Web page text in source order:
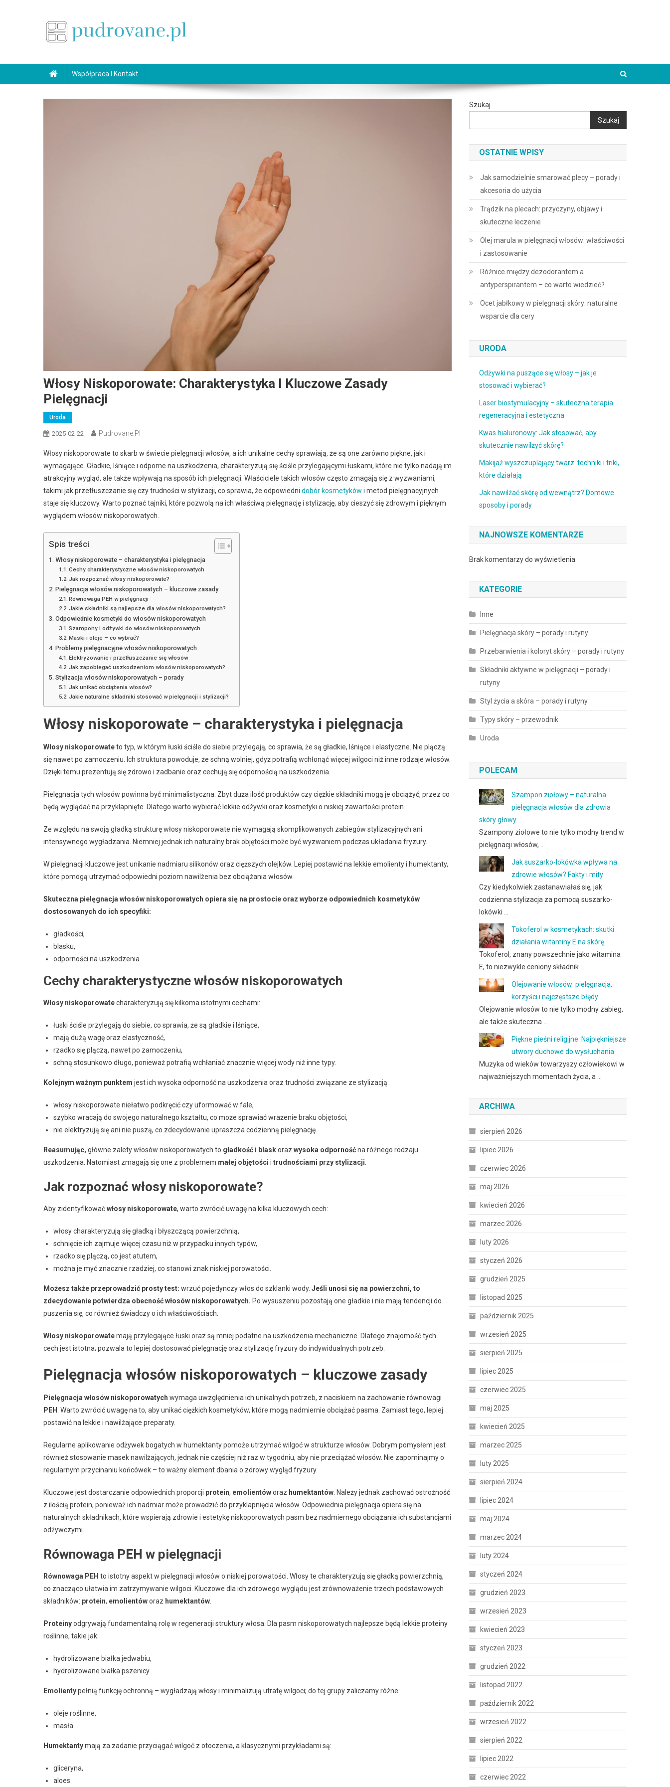
Współpraca I Kontakt
Włosy Niskoporowate: Charakterystyka I Kluczowe Zasady
Pielęgnacji
Uroda
2025-02-22 Pudrovane.pl
Włosy niskoporowate to skarb w świecie pielęgnacji włosów, a ich unikalne cechy sprawiają, że są one zarówno piękne, jak i
wymagające. Gładkie, lśniące i odporne na uszkodzenia, charakteryzują się ściśle przylegającymi łuskami, które nie tylko nadają im
atrakcyjny wygląd, ale także wpływają na sposób ich pielęgnacji. Właściciele takich włosów często zmagają się z wyzwaniami,
takimi jak przetłuszczanie się czy trudności w stylizacji, co sprawia, że odpowiedni dobór kosmetyków i metod pielęgnacyjnych
staje się kluczowy. Warto poznać tajniki, które pozwolą na ich właściwą pielęgnację i stylizację, aby cieszyć się zdrowym i pięknym
wyglądem włosów niskoporowatych.
Spis treści
Włosy niskoporowate – charakterystyka i pielęgnacja
Cechy charakterystyczne włosów niskoporowatych
Jak rozpoznać włosy niskoporowate?
Pielęgnacja włosów niskoporowatych – kluczowe zasady
Równowaga PEH w pielęgnacji
Jakie składniki są najlepsze dla włosów niskoporowatych?
Odpowiednie kosmetyki do włosów niskoporowatych
Szampony i odżywki do włosów niskoporowatych
Maski i oleje – co wybrać?
Problemy pielęgnacyjne włosów niskoporowatych
Elektryzowanie i przetłuszczanie się włosów
Jak zapobiegać uszkodzeniom włosów niskoporowatych?
Stylizacja włosów niskoporowatych – porady
Jak unikać obciążenia włosów?
Jakie naturalne składniki stosować w pielęgnacji i stylizacji?
Włosy niskoporowate – charakterystyka i pielęgnacja
Włosy niskoporowateto typ, w którym łuski ściśle do siebie przylegają, co sprawia, że są gładkie, lśniące i elastyczne. Nie plączą
się nawet po zamoczeniu. Ich struktura powoduje, że schną wolniej, gdyż potrafią wchłonąć więcej wilgoci niż inne rodzaje włosów.
Dzięki temu prezentują się zdrowo i zadbanie oraz cechują się odpornością na uszkodzenia.
Pielęgnacja tych włosów powinna być minimalistyczna. Zbyt duża ilość produktów czy ciężkie składniki mogą je obciążyć, przez co
będą wyglądać na przyklapnięte. Dlatego warto wybierać lekkie odżywki oraz kosmetyki o niskiej zawartości protein.
Ze względu na swoją gładką strukturę włosy niskoporowate nie wymagają skomplikowanych zabiegów stylizacyjnych ani
intensywnego wygładzania. Niemniej jednak ich naturalny brak objętości może być wyzwaniem podczas układania fryzury.
W pielęgnacji kluczowe jest unikanie nadmiaru silikonów oraz cięższych olejków. Lepiej postawić na lekkie emolienty i humektanty,
które pomogą utrzymać odpowiedni poziom nawilżenia bez obciążania włosów.
Skuteczna pielęgnacja włosów niskoporowatych opiera się na prostocie oraz wyborze odpowiednich kosmetyków
dostosowanych do ich specyfiki:
gładkości,
blasku,
odporności na uszkodzenia.
Cechy charakterystyczne włosów niskoporowatych
Włosy niskoporowatecharakteryzują się kilkoma istotnymi cechami:
łuski ściśle przylegają do siebie, co sprawia, że są gładkie i lśniące,
mają dużą wagę oraz elastyczność,
rzadko się plączą, nawet po zamoczeniu,
schną stosunkowo długo, ponieważ potrafią wchłaniać znacznie więcej wody niż inne typy.
Kolejnym ważnym punktem jest ich wysoka odporność na uszkodzenia oraz trudności związane ze stylizacją:
włosy niskoporowate niełatwo podkręcić czy uformować w fale,
szybko wracają do swojego naturalnego kształtu, co może sprawiać wrażenie braku objętości,
nie elektryzują się ani nie puszą, co zdecydowanie upraszcza codzienną pielęgnację.
Reasumując, główne zalety włosów niskoporowatych to gładkość i blaskoraz wysoka odpornośćna różnego rodzaju
uszkodzenia. Natomiast zmagają się one z problemem małej objętości i trudnościami przy stylizacji
Jak rozpoznać włosy niskoporowate?
Aby zidentyfikowaćwłosy niskoporowate, warto zwrócić uwagę na kilka kluczowych cech:
włosy charakteryzują się gładką i błyszczącą powierzchnią,
schnięcie ich zajmuje więcej czasu niż w przypadku innych typów,
rzadko się plączą, co jest atutem,
można je myć znacznie rzadziej, co stanowi znak niskiej porowatości.
Możesz także przeprowadzić prosty test: wrzuć pojedynczy włos do szklanki wody. Jeśli unosi się na powierzchni, to
zdecydowanie potwierdza obecność włosów niskoporowatych. Po wysuszeniu pozostają one gładkie i nie mają tendencji do
puszenia się, co również świadczy o ich właściwościach.
Włosy niskoporowatemają przylegające łuski oraz są mniej podatne na uszkodzenia mechaniczne. Dlatego znajomość tych
cech jest istotna; pozwala to lepiej dostosować pielęgnację oraz stylizację fryzury do indywidualnych potrzeb.
Pielęgnacja włosów niskoporowatych – kluczowe zasady
Pielęgnacja włosów niskoporowatych wymaga uwzględnienia ich unikalnych potrzeb, z naciskiem na zachowanie równowagi
PEH . Warto zwrócić uwagę na to, aby unikać ciężkich kosmetyków, które mogą nadmiernie obciążać pasma. Zamiast tego, lepiej
postawić na lekkie i nawilżające preparaty.
Regularne aplikowanie odżywek bogatych w humektanty pomoże utrzymać wilgoć w strukturze włosów. Dobrym pomysłem jest
również stosowanie masek nawilżających, jednak nie częściej niż raz w tygodniu, aby nie przeciążać włosów. Nie zapominajmy o
regularnym przycinaniu końcówek – to ważny element dbania o zdrowy wygląd fryzury.
Kluczowe jest dostarczanie odpowiednich proporcji protein, emolientóworaz humektantów . Należy jednak zachować ostrożność
z ilością protein, ponieważ ich nadmiar może prowadzić do przyklapnięcia włosów. Odpowiednia pielęgnacja opiera się na
naturalnych składnikach, które wspierają zdrowie i estetykę niskoporowatych pasm bez nadmiernego obciążania ich substancjami
odżywczymi.
Równowaga PEH w pielęgnacji
Równowaga PEH to istotny aspekt w pielęgnacji włosów o niskiej porowatości. Włosy te charakteryzują się gładką powierzchnią,
co znacząco ułatwia im zatrzymywanie wilgoci. Kluczowe dla ich zdrowego wyglądu jest zrównoważenie trzech podstawowych
składników: protein, emolientóworaz humektantów
Proteinyodgrywają fundamentalną rolę w regeneracji struktury włosa. Dla pasm niskoporowatych najlepsze będą lekkie proteiny
roślinne, takie jak:
hydrolizowane białka jedwabiu,
hydrolizowane białka pszenicy.
Emolientypełnią funkcję ochronną – wygładzają włosy i minimalizują utratę wilgoci; do tej grupy zaliczamy różne:
oleje roślinne,
masła.
Humektantymają za zadanie przyciągać wilgoć z otoczenia, a klasycznymi przykładami są:
gliceryna,
aloes.
Szukaj
Szukaj
OSTATNIE WPISY
Jak samodzielnie smarować plecy – porady i
akcesoria do użycia
Trądzik na plecach: przyczyny, objawy i
skuteczne leczenie
Olej marula w pielęgnacji włosów: właściwości
i zastosowanie
Różnice między dezodorantem a
antyperspirantem – co warto wiedzieć?
Ocet jabłkowy w pielęgnacji skóry: naturalne
wsparcie dla cery
URODA
Odżywki na puszące się włosy – jak je
stosować i wybierać?
Laser biostymulacyjny – skuteczna terapia
regeneracyjna i estetyczna
Kwas hialuronowy: Jak stosować, aby
skutecznie nawilżyć skórę?
Makijaż wyszczuplający twarz: techniki i triki,
które działają
Jak nawilżać skórę od wewnątrz? Domowe
sposoby i porady
NAJNOWSZE KOMENTARZE
Brak komentarzy do wyświetlenia.
KATEGORIE
Inne
Pielęgnacja skóry – porady i rutyny
Przebarwienia i koloryt skóry – porady i rutyny
Składniki aktywne w pielęgnacji – porady i
rutyny
Styl życia a skóra – porady i rutyny
Typy skóry – przewodnik
Uroda
POLECAM
Szampon ziołowy – naturalna
pielęgnacja włosów dla zdrowia
skóry głowy
Szampony ziołowe to nie tylko modny trend w
pielęgnacji włosów, …
Jak suszarko-lokówka wpływa na
zdrowie włosów? Fakty i mity
Czy kiedykolwiek zastanawiałaś się, jak
codzienna stylizacja za pomocą suszarko-
lokówki …
Tokoferol w kosmetykach: skutki
działania witaminy E na skórę
Tokoferol, znany powszechnie jako witamina
E, to niezwykle ceniony składnik …
Olejowanie włosów: pielęgnacja,
korzyści i najczęstsze błędy
Olejowanie włosów to nie tylko modny zabieg,
ale także skuteczna …
Piękne pieśni religijne: Najpiękniejsze
utwory duchowe do wysłuchania
Muzyka od wieków towarzyszy człowiekowi w
najważniejszych momentach życia, a …
ARCHIWA
sierpień 2026
lipiec 2026
czerwiec 2026
maj 2026
kwiecień 2026
marzec 2026
luty 2026
styczeń 2026
grudzień 2025
listopad 2025
październik 2025
wrzesień 2025
sierpień 2025
lipiec 2025
czerwiec 2025
maj 2025
kwiecień 2025
marzec 2025
luty 2025
sierpień 2024
lipiec 2024
maj 2024
marzec 2024
luty 2024
styczeń 2024
grudzień 2023
wrzesień 2023
kwiecień 2023
styczeń 2023
grudzień 2022
listopad 2022
październik 2022
wrzesień 2022
sierpień 2022
lipiec 2022
czerwiec 2022